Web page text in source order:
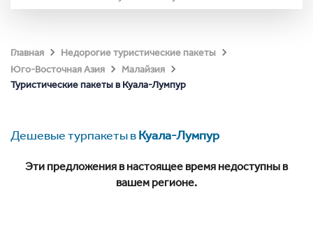
Главная
Недорогие туристические пакеты
Юго-Восточная Азия
Малайзия
Туристические пакеты в Куала-Лумпур
Дешевые турпакеты вКуала-Лумпур
Эти предложения в настоящее время недоступны в
вашем регионе.